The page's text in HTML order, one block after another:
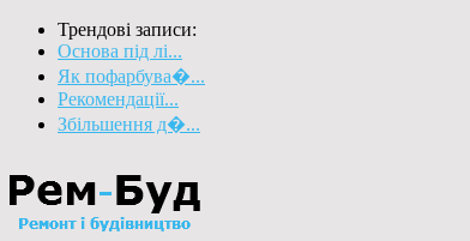
Трендові записи:
Основа під лі...
Як пофарбува�...
Рекомендації...
Збільшення д�...